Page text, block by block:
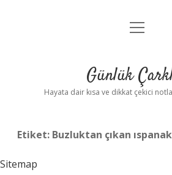
Anasayfa
Yasal Uyarı
menüyü
Günlük
Hayata dair kısa ve dikkat çekici
Etiket: Buzluktan çıkan
Sitemap